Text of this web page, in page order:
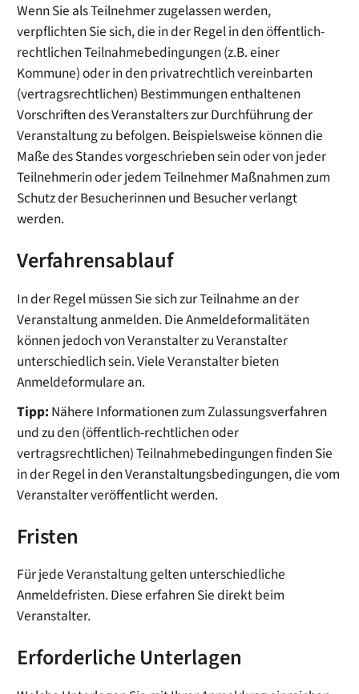
Wenn Sie als Teilnehmer zugelassen werden,
verpflichten Sie sich, die in der Regel in den öffentlich-
rechtlichen Teilnahmebedingungen (z.B. einer
Kommune) oder in den privatrechtlich vereinbarten
(vertragsrechtlichen) Bestimmungen enthaltenen
Vorschriften des Veranstalters zur Durchführung der
Veranstaltung zu befolgen. Beispielsweise können die
Maße des Standes vorgeschrieben sein oder von jeder
Teilnehmerin oder jedem Teilnehmer Maßnahmen zum
Schutz der Besucherinnen und Besucher verlangt
werden.
Verfahrensablauf
In der Regel müssen Sie sich zur Teilnahme an der
Veranstaltung anmelden. Die Anmeldeformalitäten
können jedoch von Veranstalter zu Veranstalter
unterschiedlich sein. Viele Veranstalter bieten
Anmeldeformulare an.
Tipp: Nähere Informationen zum Zulassungsverfahren
und zu den (öffentlich-rechtlichen oder
vertragsrechtlichen) Teilnahmebedingungen finden Sie
in der Regel in den Veranstaltungsbedingungen, die vom
Veranstalter veröffentlicht werden.
Fristen
Für jede Veranstaltung gelten unterschiedliche
Anmeldefristen. Diese erfahren Sie direkt beim
Veranstalter.
Erforderliche Unterlagen